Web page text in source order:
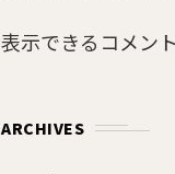
表示できるコメン
ARCHIVES